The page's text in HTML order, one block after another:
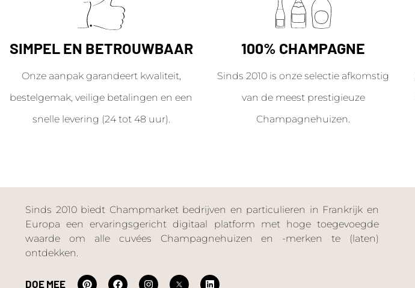
SIMPEL EN BETROUWBAAR
Onze aanpak garandeert kwaliteit,
bestelgemak, veilige betalingen en een
snelle levering (24 tot 48 uur).
100% CHAMPAGNE
Sinds 2010 is onze selectie afkomstig
van de meest prestigieuze
Champagnehuizen.
Sinds 2010 biedt Champmarket bedrijven en particulieren in Frankrijk en
Europa een ervaringsgericht digitaal platform met hoge toegevoegde
waarde om alle cuvées Champagnehuizen en -merken te (laten)
ontdekken.
DOE MEE